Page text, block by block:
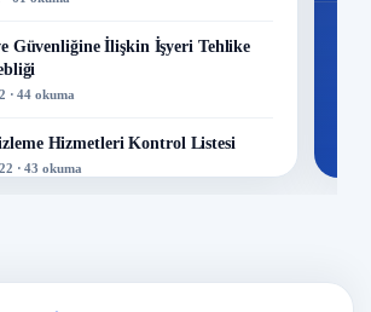
Güvenliğine İlişkin İşyeri Tehlike
· 44 okuma
Hizmetleri Kontrol Listesi
· 43 okuma